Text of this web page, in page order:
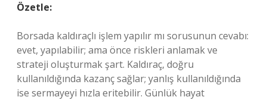
Özetle:
Borsada kaldıraçlı işlem yapılır mı sorusunun cevabı:
evet, yapılabilir; ama önce riskleri anlamak ve
strateji oluşturmak şart. Kaldıraç, doğru
kullanıldığında kazanç sağlar; yanlış kullanıldığında
ise sermayeyi hızla eritebilir. Günlük hayat